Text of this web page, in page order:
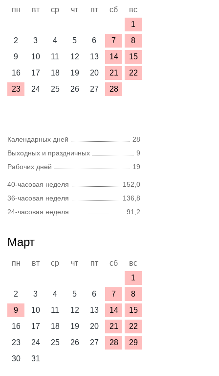
пн вт ср чт пт сб
вс
1
2
3 4 5 6 7
8
9
10 11 12 13 14
15
16
17 18 19 20 21
22
23
24 25 26 27 28
Календарных дней
28
Выходных и праздничных
9
Рабочих дней
19
40-часовая неделя
152,0
36-часовая неделя
136,8
24-часовая неделя
91,2
Март
пн вт ср чт пт сб
вс
1
2
3 4 5 6 7
8
9
10 11 12 13 14
15
16
17 18 19 20 21
22
23
24 25 26 27 28
29
30
31